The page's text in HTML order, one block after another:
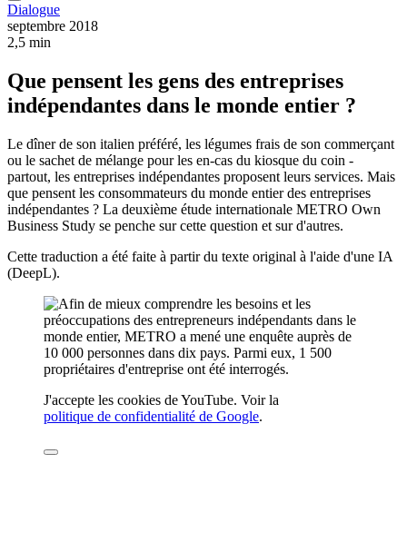
Dialogue
septembre 2018
2,5 min
Que pensent les gens des entreprises
indépendantes dans le monde entier ?
Le dîner de son italien préféré, les légumes frais de son commerçant
ou le sachet de mélange pour les en-cas du kiosque du coin -
partout, les entreprises indépendantes proposent leurs services. Mais
que pensent les consommateurs du monde entier des entreprises
indépendantes ? La deuxième étude internationale METRO Own
Business Study se penche sur cette question et sur d'autres.
Cette traduction a été faite à partir du texte original à l'aide d'une IA
(DeepL).
J'accepte les cookies de YouTube. Voir la
politique de confidentialité de Google.